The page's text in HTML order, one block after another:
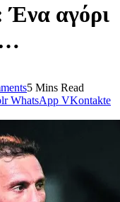
Ένα αγόρι
5 Mins Read
WhatsApp VKontakte